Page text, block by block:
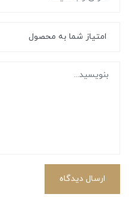
ارسال دیدگاه